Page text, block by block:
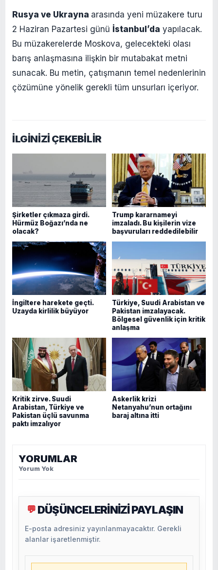
Rusya ve Ukrayna arasında yeni müzakere turu
2 Haziran Pazartesi günü İstanbul’da yapılacak.
Bu müzakerelerde Moskova, gelecekteki olası
barış anlaşmasına ilişkin bir mutabakat metni
sunacak. Bu metin, çatışmanın temel nedenlerinin
çözümüne yönelik gerekli tüm unsurları içeriyor.
İLGİNİZİ ÇEKEBİLİR
Şirketler çıkmaza girdi.
Hürmüz Boğazı’nda ne
olacak?
Trump kararnameyi
imzaladı. Bu kişilerin vize
başvuruları reddedilebilir
İngiltere harekete geçti.
Uzayda kirlilik büyüyor
Türkiye, Suudi Arabistan ve
Pakistan imzalayacak.
Bölgesel güvenlik için kritik
anlaşma
Kritik zirve. Suudi
Arabistan, Türkiye ve
Pakistan üçlü savunma
paktı imzalıyor
Askerlik krizi
Netanyahu’nun ortağını
baraj altına itti
YORUMLAR
Yorum Yok
💬 DÜŞÜNCELERİNİZİ PAYLAŞIN
E-posta adresiniz yayınlanmayacaktır. Gerekli
alanlar işaretlenmiştir.